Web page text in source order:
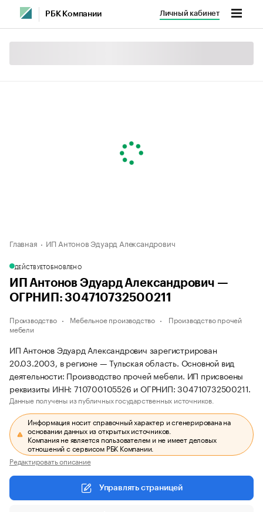
РБК Компании Личный кабинет
Главная ИП Антонов Эдуард Александрович
ДЕЙСТВУЕТОБНОВЛЕНО
ИП Антонов Эдуард Александрович —
ОГРНИП: 304710732500211
Производство Мебельное производство
Производство прочей
мебели
ИП Антонов Эдуард Александрович зарегистрирован
20.03.2003, в регионе — Тульская область. Основной вид
деятельности: Производство прочей мебели. ИП присвоены
реквизиты ИНН: 710700105526 и ОГРНИП: 304710732500211.
Данные получены из публичных государственных источников.
Информация носит справочный характер и сгенерирована на
основании данных из открытых источников.
Компания не является пользователем и не имеет деловых
отношений с сервисом РБК Компании.
Редактировать описание
Управлять страницей